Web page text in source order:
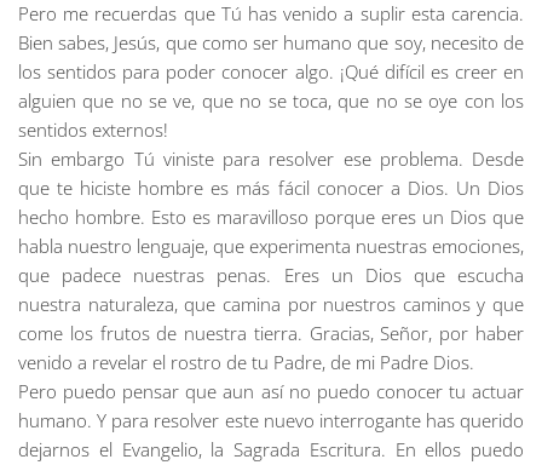
Pero me recuerdas que Tú has venido a suplir esta carencia.
Bien sabes, Jesús, que como ser humano que soy, necesito de
los sentidos para poder conocer algo. ¡Qué difícil es creer en
alguien que no se ve, que no se toca, que no se oye con los
sentidos externos!
Sin embargo Tú viniste para resolver ese problema. Desde
que te hiciste hombre es más fácil conocer a Dios. Un Dios
hecho hombre. Esto es maravilloso porque eres un Dios que
habla nuestro lenguaje, que experimenta nuestras emociones,
que padece nuestras penas. Eres un Dios que escucha
nuestra naturaleza, que camina por nuestros caminos y que
come los frutos de nuestra tierra. Gracias, Señor, por haber
venido a revelar el rostro de tu Padre, de mi Padre Dios.
Pero puedo pensar que aun así no puedo conocer tu actuar
humano. Y para resolver este nuevo interrogante has querido
dejarnos el Evangelio, la Sagrada Escritura. En ellos puedo